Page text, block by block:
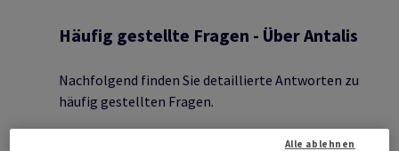
POSITIVEN
Häufig gestellte Fragen - Über Antalis
Nachfolgend finden Sie detaillierte Antworten zu
häufig gestellten Fragen.
Alle ablehnen